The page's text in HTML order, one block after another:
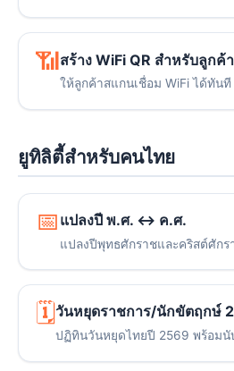
📶สร้าง WiFi QR สำหรับลูกค้า
ให้ลูกค้าสแกนเชื่อม WiFi ได้ทันที
ยูทิลิตี้สำหรับคนไทย
📅 แปลงปี พ.ศ. ↔ ค.ศ.
แปลงปีพุทธศักราชและคริสต์ศักร
🗓️วันหยุดราชการ/นักขัตฤกษ์
ปฏิทินวันหยุดไทยปี 2569 พร้อมนั